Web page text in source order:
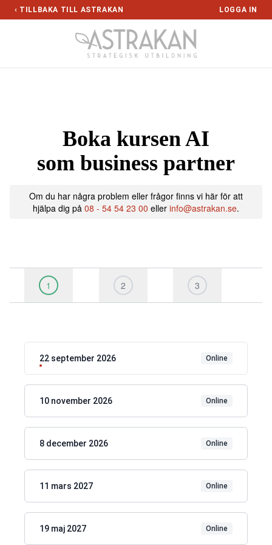
Gå direkt till innehållet
‹ TILLBAKA TILL ASTRAKAN LOGGA IN
Boka kursen AI
som business partner
Om du har några problem eller frågor finns vi här för att
hjälpa dig på 08 - 54 54 23 00 eller info@astrakan.se.
1 2 3
22 september 2026 Online
10 november 2026 Online
8 december 2026 Online
11 mars 2027 Online
19 maj 2027 Online